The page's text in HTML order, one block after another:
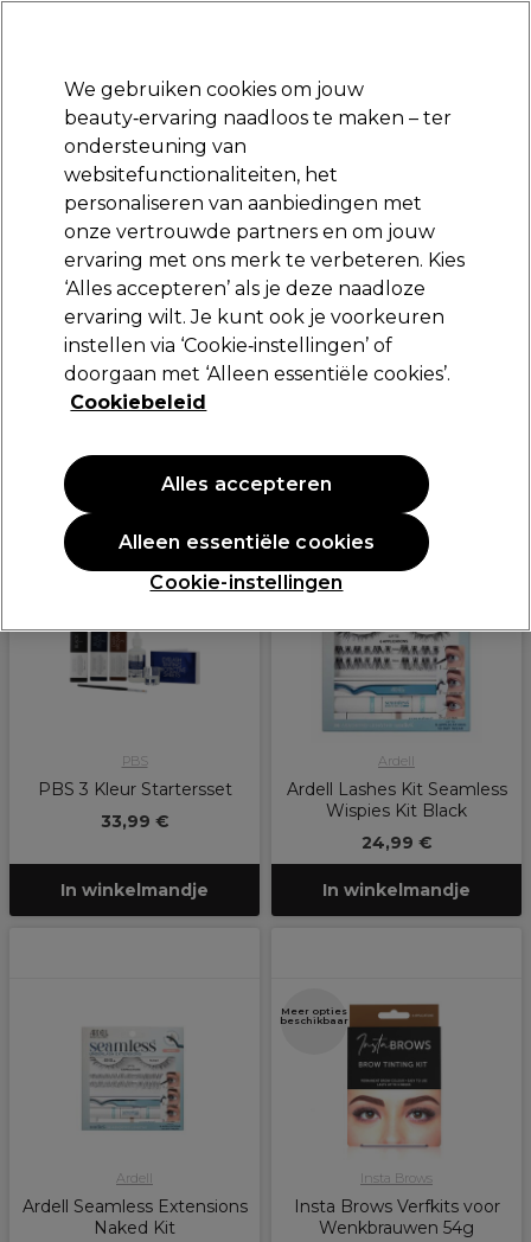
Aanmelden
Merken Deals Haar Elektra
Volgende dag geleverd*
Na verzending, maandag t/m vrijdag
Beauty Wimpers en wenkbrauwen Kits
Kits
Sorteren op:Relevantie
PBS
PBS 3 Kleur Startersset
33,99 €
In winkelmandje
Ardell
Ardell Lashes Kit Seamless
Wispies Kit Black
24,99 €
In winkelmandje
Ardell
Ardell Seamless Extensions
Naked Kit
Meer opties
beschikbaar
Insta Brows
Insta Brows Verfkits voor
Wenkbrauwen 54g
We gebruiken cookies om jouw
beauty‑ervaring naadloos te maken – ter
ondersteuning van
websitefunctionaliteiten, het
personaliseren van aanbiedingen met
onze vertrouwde partners en om jouw
ervaring met ons merk te verbeteren. Kies
‘Alles accepteren’ als je deze naadloze
ervaring wilt. Je kunt ook je voorkeuren
instellen via ‘Cookie‑instellingen’ of
doorgaan met ‘Alleen essentiële cookies’.
Cookiebeleid
Cookie-instellingen
Alleen essentiële cookies
Alles accepteren